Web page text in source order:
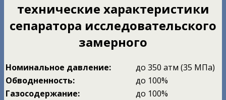
технические характеристики
сепаратора исследовательского
замерного
Номинальное давление:
до 350 атм (35 МПа)
Обводненность:
до 100%
Газосодержание:
до 100%